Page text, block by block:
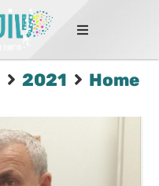
החמות
Home
2021